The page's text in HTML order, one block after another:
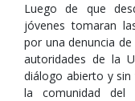
Luego de que
jóvenes tomaran
por una denuncia
autoridades de la
diálogo abierto y sin
la comunidad del